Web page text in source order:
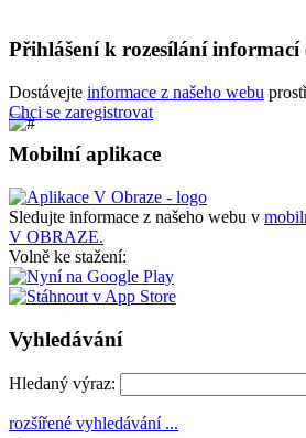
Přihlášení k rozesílání informací
Dostávejte informace z našeho webu
Chci se zaregistrovat
Mobilní aplikace
Sledujte informace z našeho webu v
V OBRAZE.
Volně ke stažení:
Vyhledávání
Hledaný výraz:
rozšířené vyhledávání ...